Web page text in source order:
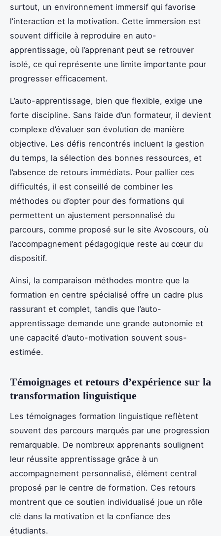
surtout, un environnement immersif qui favorise
l’interaction et la motivation. Cette immersion est
souvent difficile à reproduire en auto-
apprentissage, où l’apprenant peut se retrouver
isolé, ce qui représente une limite importante pour
progresser efficacement.
L’auto-apprentissage, bien que flexible, exige une
forte discipline. Sans l’aide d’un formateur, il devient
complexe d’évaluer son évolution de manière
objective. Les défis rencontrés incluent la gestion
du temps, la sélection des bonnes ressources, et
l’absence de retours immédiats. Pour pallier ces
difficultés, il est conseillé de combiner les
méthodes ou d’opter pour des formations qui
permettent un ajustement personnalisé du
parcours, comme proposé sur le site Avoscours, où
l’accompagnement pédagogique reste au cœur du
dispositif.
Ainsi, la comparaison méthodes montre que la
formation en centre spécialisé offre un cadre plus
rassurant et complet, tandis que l’auto-
apprentissage demande une grande autonomie et
une capacité d’auto-motivation souvent sous-
estimée.
Témoignages et retours d’expérience sur la
transformation linguistique
Les témoignages formation linguistique reflètent
souvent des parcours marqués par une progression
remarquable. De nombreux apprenants soulignent
leur réussite apprentissage grâce à un
accompagnement personnalisé, élément central
proposé par le centre de formation. Ces retours
montrent que ce soutien individualisé joue un rôle
clé dans la motivation et la confiance des
étudiants.